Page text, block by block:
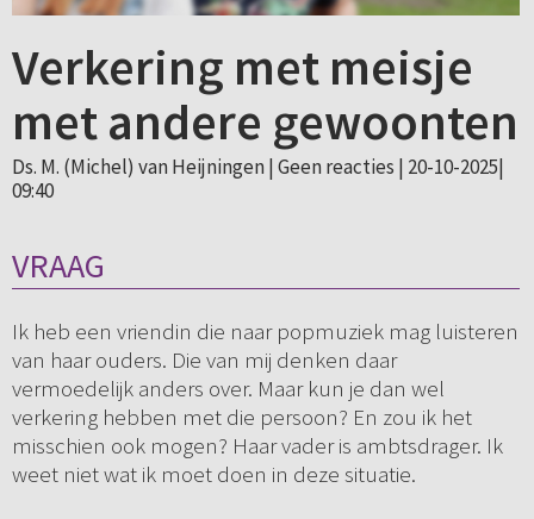
Verkering met meisje
met andere gewoonten
Ds. M. (Michel) van Heijningen | Geen reacties | 20-10-2025|
09:40
VRAAG
Ik heb een vriendin die naar popmuziek mag luisteren
van haar ouders. Die van mij denken daar
vermoedelijk anders over. Maar kun je dan wel
verkering hebben met die persoon? En zou ik het
misschien ook mogen? Haar vader is ambtsdrager. Ik
weet niet wat ik moet doen in deze situatie.